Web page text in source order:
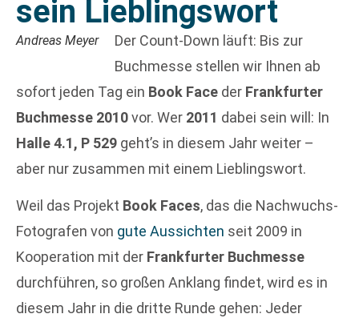
sein Lieblingswort
Andreas Meyer
Der Count-Down läuft: Bis zur
Buchmesse stellen wir Ihnen ab
sofort jeden Tag ein Book Face der Frankfurter
Buchmesse 2010vor. Wer 2011 dabei sein will: In
Halle 4.1, P 529 geht’s in diesem Jahr weiter –
aber nur zusammen mit einem Lieblingswort.
Weil das Projekt Book Faces, das die Nachwuchs-
Fotografen von gute Aussichten seit 2009 in
Kooperation mit der Frankfurter Buchmesse
durchführen, so großen Anklang findet, wird es in
diesem Jahr in die dritte Runde gehen: Jeder